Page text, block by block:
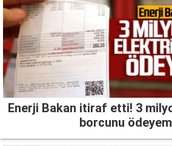
Enerji Bakan itiraf etti! 3
borcunu